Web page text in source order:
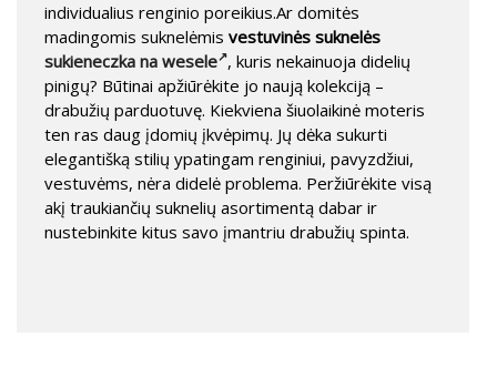
individualius renginio poreikius.Ar domitės
madingomis suknelėmis vestuvinės suknelės
sukieneczka na wesele , kuris nekainuoja didelių
pinigų? Būtinai apžiūrėkite jo naują kolekciją –
drabužių parduotuvę. Kiekviena šiuolaikinė moteris
ten ras daug įdomių įkvėpimų. Jų dėka sukurti
elegantišką stilių ypatingam renginiui, pavyzdžiui,
vestuvėms, nėra didelė problema. Peržiūrėkite visą
akį traukiančių suknelių asortimentą dabar ir
nustebinkite kitus savo įmantriu drabužių spinta.